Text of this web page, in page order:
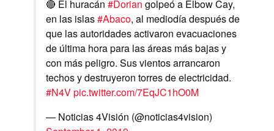
🔴 El huracán #Dorian golpeó a Elbow Cay,
en las islas#Abaco, al mediodía después de
que las autoridades activaron evacuaciones
de última hora para las áreas más bajas y
con más peligro. Sus vientos arrancaron
techos y destruyeron torres de electricidad.
#N4Vpic.twitter.com/7EqJC1hO0M
— Noticias 4Visión (@noticias4vision)